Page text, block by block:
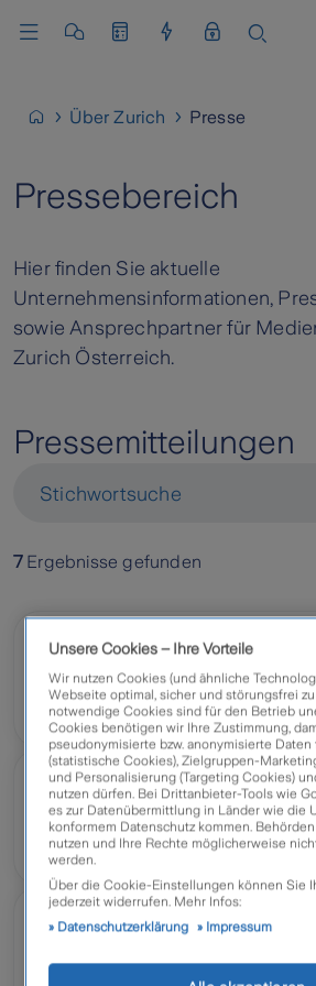
Über Zurich Presse
Pressebereich
Hier finden Sie aktuelle
Unternehmensinformationen,
sowie Ansprechpartner für
Zurich Österreich.
Pressemitteilungen
Stichwortsuche
7 Ergebnisse gefunden
Neuigkeiten | 2. Juli 2026
Sicherheit für Mensch und
Naturschutzbund
starten Kooperation
Neuigkeiten | 23. Juni 2026
Zurich für Betriebliche
Gesundheitsförderung
Neuigkeiten | 6. Mai 2026
Unsere Cookies – Ihre Vorteile
Wir nutzen Cookies (und ähnliche
Webseite optimal, sicher und störungsfrei
notwendige Cookies sind für den Betrieb
Cookies benötigen wir Ihre Zustimmung,
pseudonymisierte bzw. anonymisierte
(statistische Cookies), Zielgruppen-
und Personalisierung (Targeting Cookies)
nutzen dürfen. Bei Drittanbieter-Tools wie
es zur Datenübermittlung in Länder wie die
konformem Datenschutz kommen.
nutzen und Ihre Rechte möglicherweise
werden.
Über die Cookie-Einstellungen können Sie
jederzeit widerrufen. Mehr Infos:
Datenschutzerklärung
Impressum